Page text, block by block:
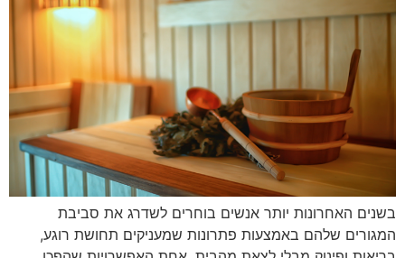
בשנים האחרונות יותר אנשים בוחרים לשדרג את סביבת
המגורים שלהם באמצעות פתרונות שמעניקים תחושת רוגע,